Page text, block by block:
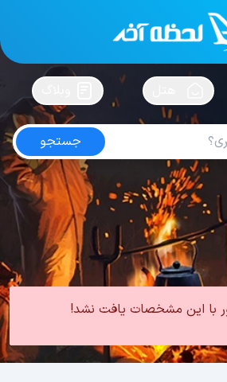
آخرسفرت رو بساز !
جستجو
امتیاز5 از5| از100 کاربر
تور ابوظبی
با این مشخصات یافت نشد!